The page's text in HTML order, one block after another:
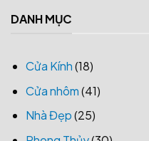
DANH MỤC
Cửa Kính(18)
Cửa nhôm(41)
Nhà Đẹp(25)